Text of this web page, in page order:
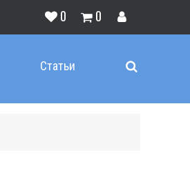
0 0
Статьи